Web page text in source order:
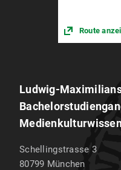
Route
Ludwig-
Schellingstrasse 3
80799 München